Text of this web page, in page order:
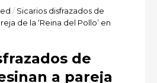
/ Sicarios disfrazados de
de la ‘Reina del Pollo’ en
de
a pareja